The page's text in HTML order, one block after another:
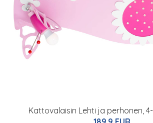
Kattovalaisin Lehti ja perhonen,